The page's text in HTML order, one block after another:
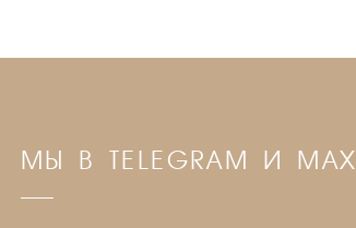
МЫ В TELEGRAM И MAX